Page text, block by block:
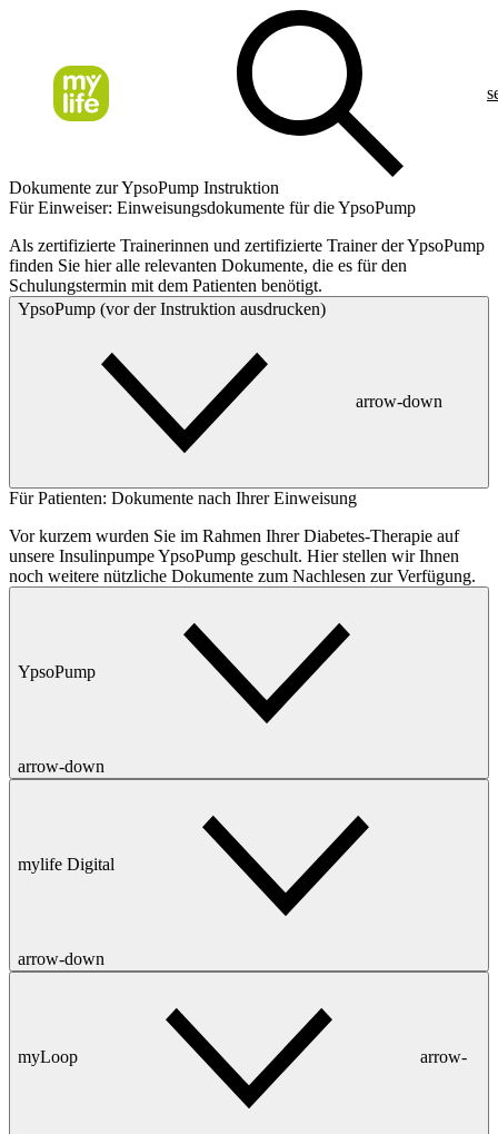
Dokumente zur YpsoPump Instruktion
Für Einweiser: Einweisungsdokumente für die YpsoPump
Als zertifizierte Trainerinnen und zertifizierte Trainer der YpsoPump
finden Sie hier alle relevanten Dokumente, die es für den
Schulungstermin mit dem Patienten benötigt.
YpsoPump (vor der Instruktion ausdrucken)
arrow-down
Für Patienten: Dokumente nach Ihrer Einweisung
Vor kurzem wurden Sie im Rahmen Ihrer Diabetes-Therapie auf
unsere Insulinpumpe YpsoPump geschult. Hier stellen wir Ihnen
noch weitere nützliche Dokumente zum Nachlesen zur Verfügung.
YpsoPump
arrow-down
mylife Digital
arrow-down
myLoop arrow-